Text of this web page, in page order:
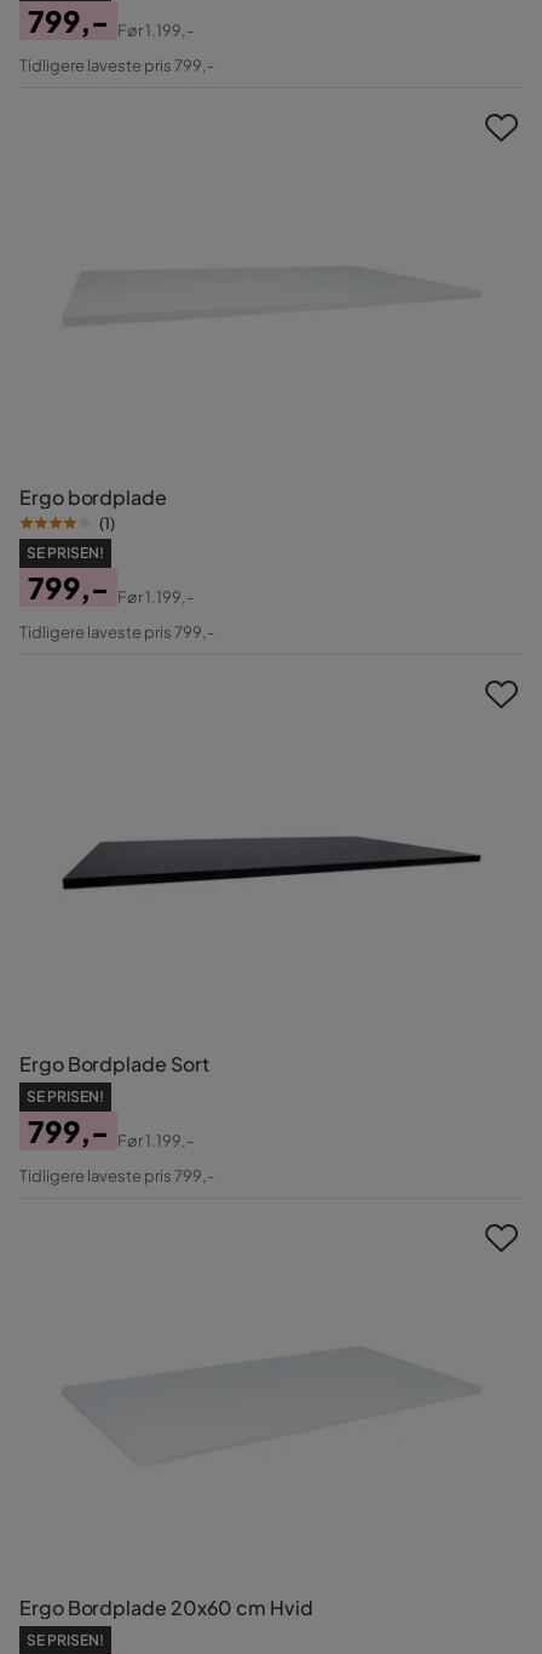
Pris
799,-
Original
Før1.199,-
Tidligere laveste pris 799,-
Ergo bordplade
(1)
SE PRISEN!
Pris
799,-
Original
Før1.199,-
Tidligere laveste pris 799,-
Ergo Bordplade Sort
SE PRISEN!
Pris
799,-
Original
Før1.199,-
Tidligere laveste pris 799,-
Ergo Bordplade 20x60 cm Hvid
SE PRISEN!